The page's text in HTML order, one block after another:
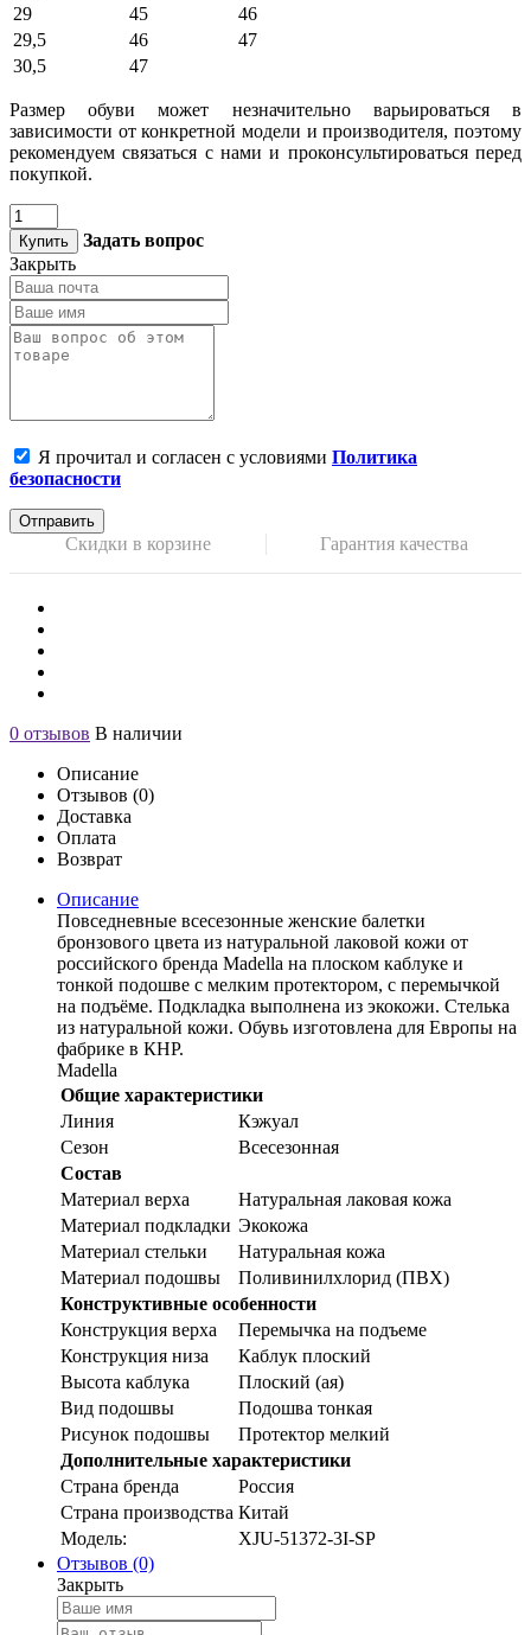
29
45
46
29,5
46
47
30,5
47
Размер обуви может незначительно варьироваться в
зависимости от конкретной модели и производителя, поэтому
рекомендуем связаться с нами и проконсультироваться перед
покупкой.
Купить
Задать вопрос
Закрыть
Я прочитал и согласен с условиями Политика
безопасности
Отправить
Скидки в корзине Гарантия качества
0 отзывов В наличии
Описание
Отзывов (0)
Доставка
Оплата
Возврат
Описание
Повседневные всесезонные женские балетки
бронзового цвета из натуральной лаковой кожи от
российского бренда Madella на плоском каблуке и
тонкой подошве с мелким протектором, с перемычкой
на подъёме. Подкладка выполнена из экокожи. Стелька
из натуральной кожи. Обувь изготовлена для Европы на
фабрике в КНР.
Madella
Общие характеристики
Линия
Кэжуал
Сезон
Всесезонная
Состав
Материал верха
Натуральная лаковая кожа
Материал подкладки Экокожа
Материал стельки
Натуральная кожа
Материал подошвы
Поливинилхлорид (ПВХ)
Конструктивные особенности
Конструкция верха
Перемычка на подъеме
Конструкция низа
Каблук плоский
Высота каблука
Плоский (ая)
Вид подошвы
Подошва тонкая
Рисунок подошвы
Протектор мелкий
Дополнительные характеристики
Страна бренда
Россия
Страна производства Китай
Модель:
XJU-51372-3I-SP
Отзывов (0)
Закрыть